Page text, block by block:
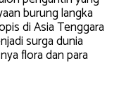
burung langka
di Asia Tenggara
surga dunia
flora dan para